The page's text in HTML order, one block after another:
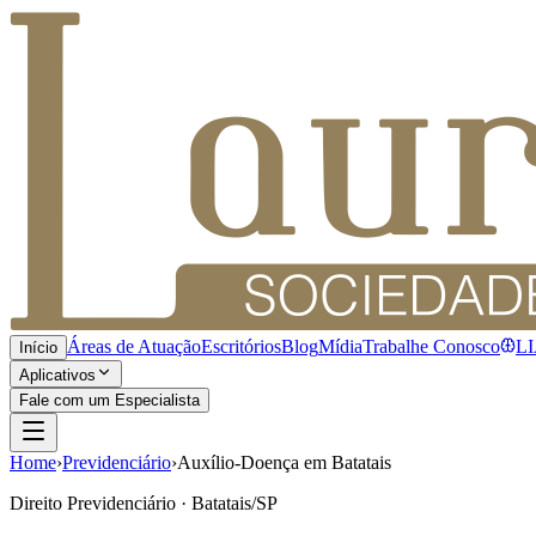
Início Áreas de AtuaçãoEscritóriosBlogMídiaTrabalhe Conosco
Aplicativos
Fale com um Especialista
Home›Previdenciário›Auxílio-Doença em Batatais
Direito Previdenciário · Batatais/SP